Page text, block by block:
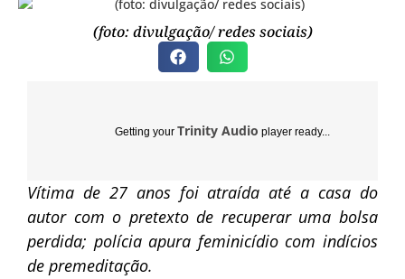
(foto: divulgação/ redes sociais)
Getting your Trinity Audio player ready...
Vítima de 27 anos foi atraída até a casa do
autor com o pretexto de recuperar uma bolsa
perdida; polícia apura feminicídio com indícios
de premeditação.